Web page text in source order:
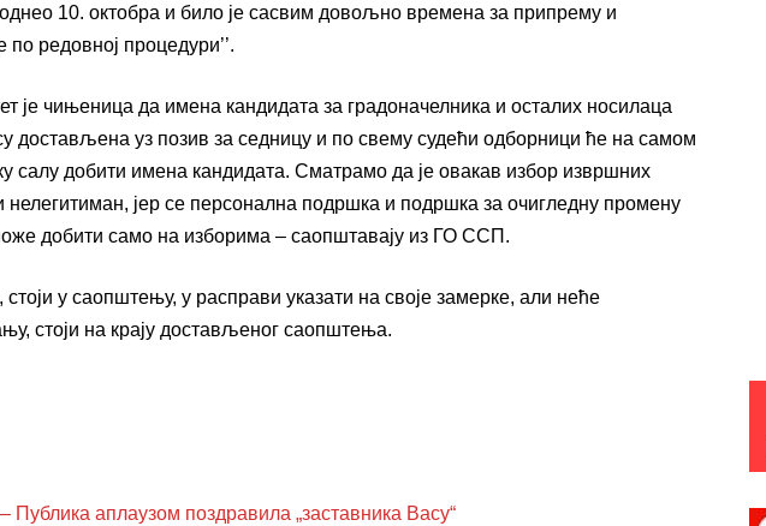
10. октобра и било је сасвим довољно времена за припрему и
редовној процедури’’.
је чињеница да имена кандидата за градоначелника и осталих носилаца
достављена уз позив за седницу и по свему судећи одборници ће на самом
салу добити имена кандидата. Сматрамо да је овакав избор извршних
нелегитиман, јер се персонална подршка и подршка за очигледну промену
добити само на изборима – саопштавају из ГО ССП.
у саопштењу, у расправи указати на своје замерке, али неће
стоји на крају достављеног саопштења.
аплаузом поздравила „заставника Васу“